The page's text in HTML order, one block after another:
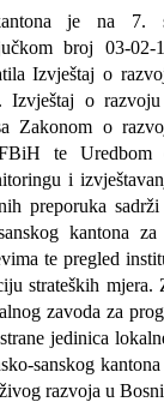
je na 7.
broj 03-02-
Izvještaj o
Izvještaj o
Zakonom o
te Uredbom
i
preporuka
kantona
te pregled
strateških mjera.
zavoda za
jedinica
sanskog
razvoja u